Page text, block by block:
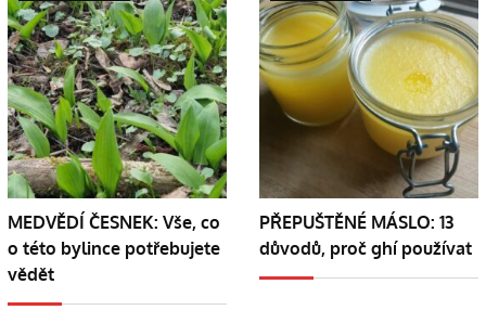
MEDVĚDÍ ČESNEK: Vše, co
o této bylince potřebujete
vědět
PŘEPUŠTĚNÉ MÁSLO: 13
důvodů, proč ghí používat